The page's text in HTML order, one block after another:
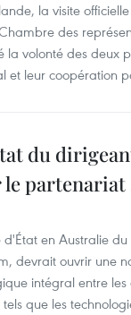
la visite
des
la volonté des deux
et leur coopération
du
d'État en Australie
devrait ouvrir une
intégral entre
que les